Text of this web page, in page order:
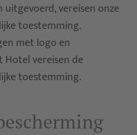
vereisen onze
toestemming.
met logo en
vereisen de
toestemming.